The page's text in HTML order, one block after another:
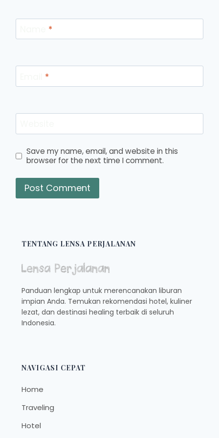
*
*
Save my name, email, and website in this
browser for the next time I comment.
TENTANG LENSA PERJALANAN
Panduan lengkap untuk merencanakan liburan
impian Anda. Temukan rekomendasi hotel, kuliner
lezat, dan destinasi healing terbaik di seluruh
Indonesia.
NAVIGASI CEPAT
Home
Traveling
Hotel